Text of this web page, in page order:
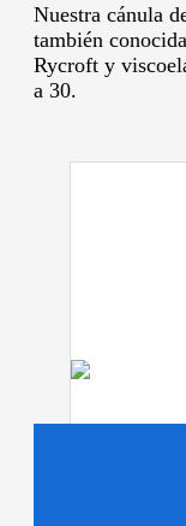
Nuestra cánula
también
Rycroft y
a 30.